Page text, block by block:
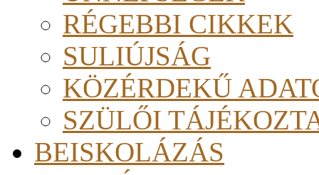
RÉGEBBI CIKKEK
SULIÚJSÁG
KÖZÉRDEKŰ
SZÜLŐI
BEISKOLÁZÁS